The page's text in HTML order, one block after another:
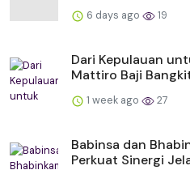
6 days ago 19
Dari Kepulauan
Mattiro Baji
1 week ago 27
Babinsa dan
Perkuat Sinergi